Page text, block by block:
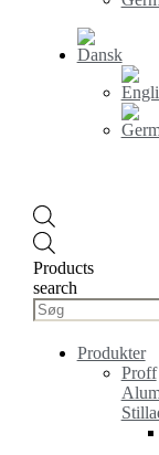
Products
search
Produkter
Proff